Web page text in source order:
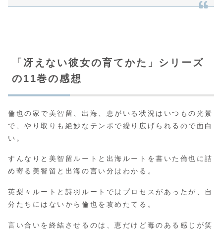
「冴えない彼女の育てかた」シリーズ
の11巻の感想
倫也の家で美智留、出海、恵がいる状況はいつもの光景
で、やり取りも絶妙なテンポで繰り広げられるので面白
い。
すんなりと美智留ルートと出海ルートを書いた倫也に詰
め寄る美智留と出海の言い分はわかる。
英梨々ルートと詩羽ルートではプロセスがあったが、自
分たちにはないから倫也を攻めたてる。
言い合いを終結させるのは、恵だけど毒のある感じが笑